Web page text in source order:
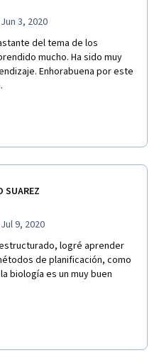
3, 2020
del tema de los
mucho. Ha sido muy
Enhorabuena por este
SUAREZ
9, 2020
logré aprender
de planificación, como
biología es un muy buen